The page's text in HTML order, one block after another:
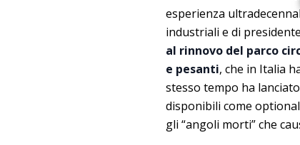
esperienza
industriali e di
al rinnovo del parco
e pesanti, che in Italia
stesso tempo ha
disponibili come
gli “angoli morti” che